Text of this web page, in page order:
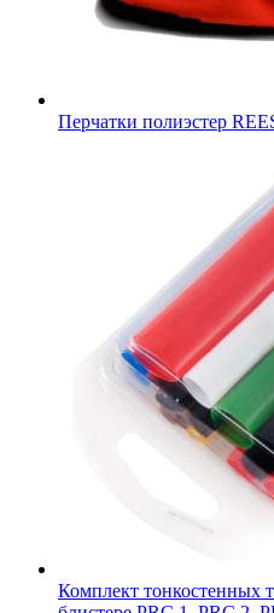
Перчатки полиэстер
Комплект тонкостенных